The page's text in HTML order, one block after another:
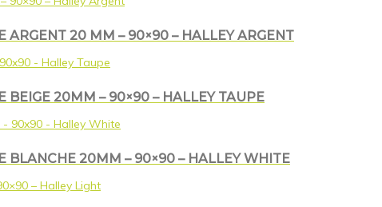
ARGENT 20 MM – 90×90 – HALLEY ARGENT
BEIGE 20MM – 90×90 – HALLEY TAUPE
BLANCHE 20MM – 90×90 – HALLEY WHITE